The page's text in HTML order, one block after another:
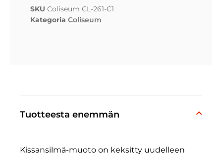
SKU Coliseum CL-261-C1
Kategoria Coliseum
Tuotteesta enemmän
Kissansilmä-muoto on keksitty uudelleen